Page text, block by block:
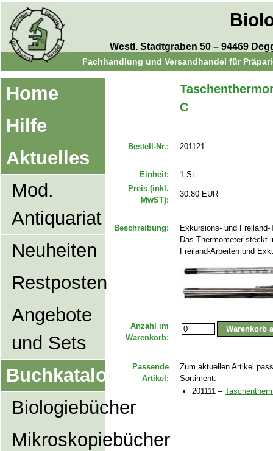
Westl. Stadtgraben 50 – 94469
Fachhandlung und Versandhandel für
Home
Hilfe
Aktuelles
Mod.
Antiquariat
Neuheiten
Restposten
Angebote
und Sets
Buchkatalog
Biologiebücher
Mikroskopiebücher
C
Bestell-Nr.: 201121
Einheit:
1 St.
Preis (inkl.
MwST):
30.80 EUR
Beschreibung:
Exkursions- und
Das Thermometer steckt
Freiland-Arbeiten und
Anzahl im
Warenkorb:
Passende
Artikel:
Zum aktuellen Artikel
Sortiment:
201111 –